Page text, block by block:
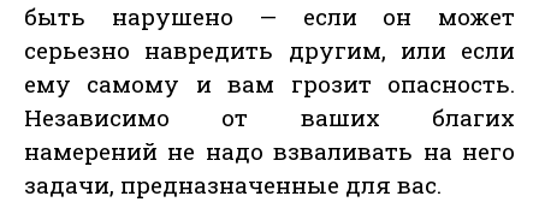
быть нарушено — если он может
серьезно навредить другим, или если
ему самому и вам грозит опасность.
Независимо от ваших благих
намерений не надо взваливать на него
задачи, предназначенные для вас.